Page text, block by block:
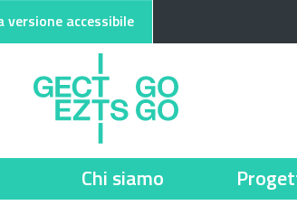
accessibile
Chi siamo